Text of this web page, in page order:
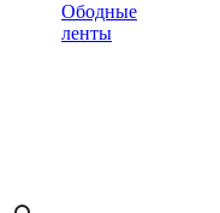
Ободные
ленты